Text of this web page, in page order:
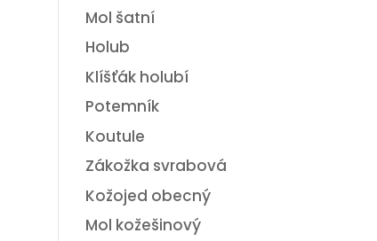
Mol šatní
Holub
Klíšťák holubí
Potemník
Koutule
Zákožka svrabová
Kožojed obecný
Mol kožešinový